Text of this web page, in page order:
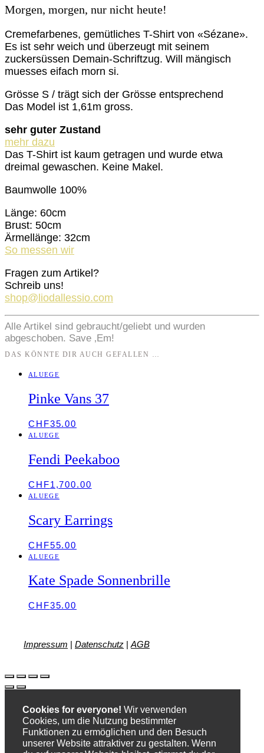
Morgen, morgen, nur nicht heute!
Cremefarbenes, gemütliches T-Shirt von «Sézane».
Es ist sehr weich und überzeugt mit seinem
zuckersüssen Demain-Schriftzug. Will mängisch
muesses eifach morn si.
Grösse S / trägt sich der Grösse entsprechend
Das Model ist 1,61m gross.
sehr guter Zustand
mehr dazu
Das T-Shirt ist kaum getragen und wurde etwa
dreimal gewaschen. Keine Makel.
Baumwolle 100%
Länge: 60cm
Brust: 50cm
Ärmellänge: 32cm
So messen wir
Fragen zum Artikel?
Schreib uns!
shop@liodallessio.com
Alle Artikel sind gebraucht/geliebt und wurden
abgeschoben. Save ‚Em!
DAS KÖNNTE DIR AUCH GEFALLEN …
ALUEGE
Pinke Vans 37
CHF35.00
ALUEGE
Fendi Peekaboo
CHF1,700.00
ALUEGE
Scary Earrings
CHF55.00
ALUEGE
Kate Spade Sonnenbrille
CHF35.00
Impressum | Datenschutz | AGB
Cookies for everyone! Wir verwenden
Cookies, um die Nutzung bestimmter
Funktionen zu ermöglichen und den Besuch
unserer Website attraktiver zu gestalten. Wenn